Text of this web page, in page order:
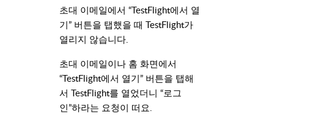
초대 이메일에서 “TestFlight에서 열
기” 버튼을 탭했을 때 TestFlight가
열리지 않습니다.
초대 이메일이나 홈 화면에서
“TestFlight에서 열기” 버튼을 탭해
서 TestFlight를 열었더니 “로그
인”하라는 요청이 떠요.